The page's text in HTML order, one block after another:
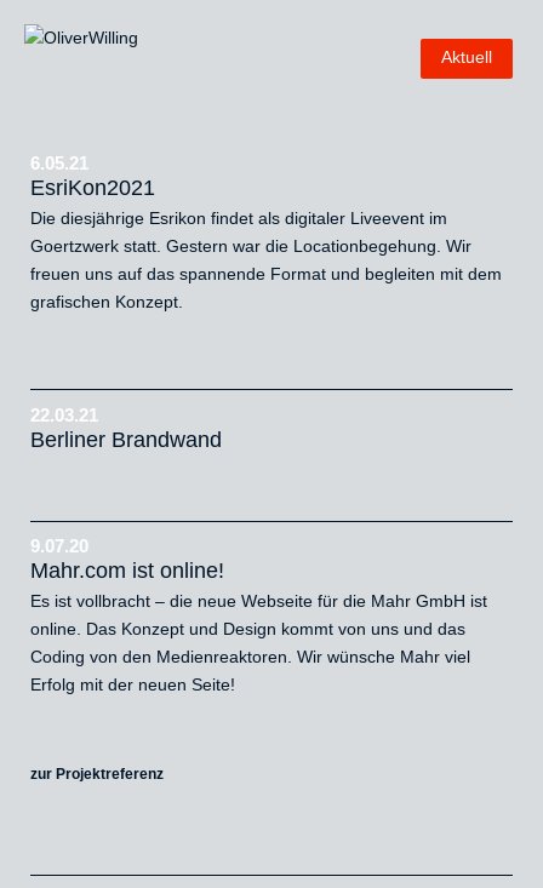
Aktuell
6.05.21
EsriKon2021
Die diesjährige Esrikon findet als digitaler Liveevent im
Goertzwerk statt. Gestern war die Locationbegehung. Wir
freuen uns auf das spannende Format und begleiten mit dem
grafischen Konzept.
22.03.21
Berliner Brandwand
9.07.20
Mahr.com ist online!
Es ist vollbracht – die neue Webseite für die Mahr GmbH ist
online. Das Konzept und Design kommt von uns und das
Coding von den Medienreaktoren. Wir wünsche Mahr viel
Erfolg mit der neuen Seite!
zur Projektreferenz